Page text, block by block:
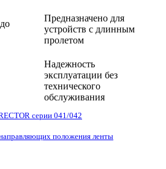
Предназначено для
устройств с длинным
пролетом
Надежность
эксплуатации без
технического
обслуживания
серии 041/042
положения ленты